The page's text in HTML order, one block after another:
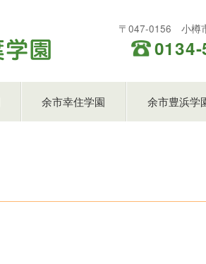
〒047-0156 小樽
余市幸住学園 余市豊浜学